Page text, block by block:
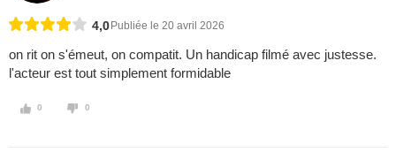
4,0 Publiée le 20 avril 2026
on rit on s'émeut, on compatit. Un handicap filmé avec justesse.
l'acteur est tout simplement formidable
0 0